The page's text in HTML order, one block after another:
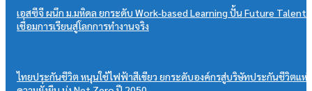
เอสซีจี ผนึก ม.มหิดล ยกระดับ Work-based Learning ปั้น Future Talent
เชื่อมการเรียนสู่โลกการทำงานจริง
ไทยประกันชีวิต หนุนใช้ไฟฟ้าสีเขียว ยกระดับองค์กรสู่บริษัทประกันชีวิตแห่ง